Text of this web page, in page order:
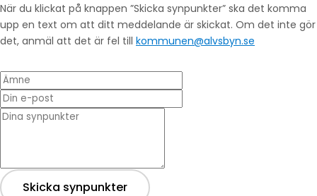
När du klickat på knappen ”Skicka synpunkter” ska det komma
upp en text om att ditt meddelande är skickat. Om det inte gör
det, anmäl att det är fel till kommunen@alvsbyn.se
Ämne
Din e-post
* Dina synpunkter
Skicka synpunkter